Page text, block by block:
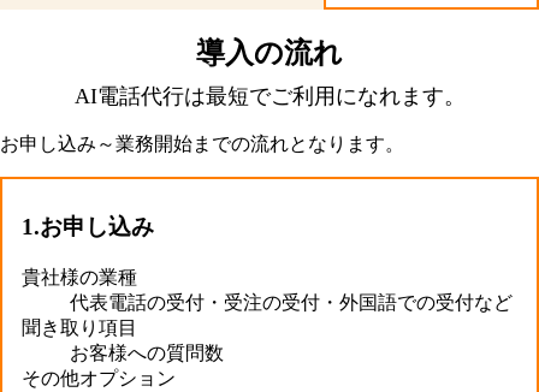
導入の流れ
AI電話代行は最短でご利用になれます。
お申し込み～業務開始までの流れとなります。
1.お申し込み
貴社様の業種
代表電話の受付・受注の受付・外国語での受付など
聞き取り項目
お客様への質問数
その他オプション